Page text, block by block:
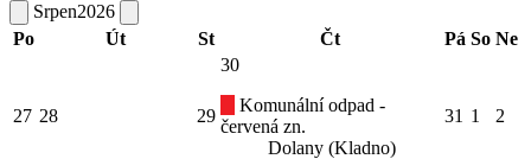
Srpen2026
Po
Út St Čt Pá So Ne
27 28 29
30
Komunální odpad -
červená zn.
Dolany (Kladno)
31 1 2